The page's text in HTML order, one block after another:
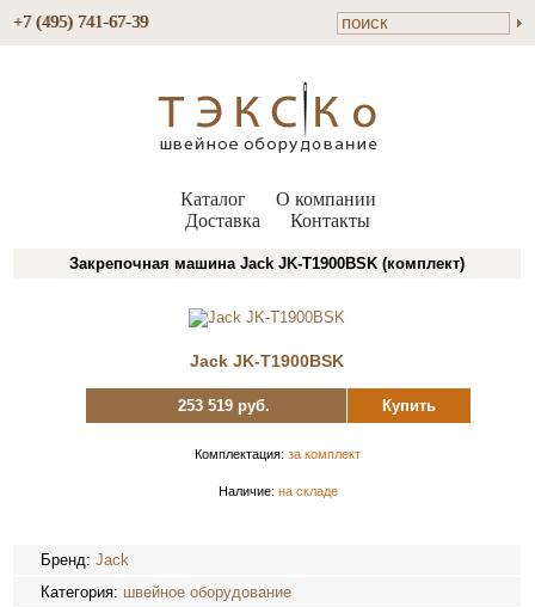
+7 (495) 741-67-39
Каталог
О компании
Доставка
Контакты
Закрепочная машина Jack JK-T1900BSK (комплект)
Jack JK-T1900BSK
253 519 руб. Купить
Комплектация:за комплект
Наличие: на складе
Бренд:Jack
Категория: швейное оборудование